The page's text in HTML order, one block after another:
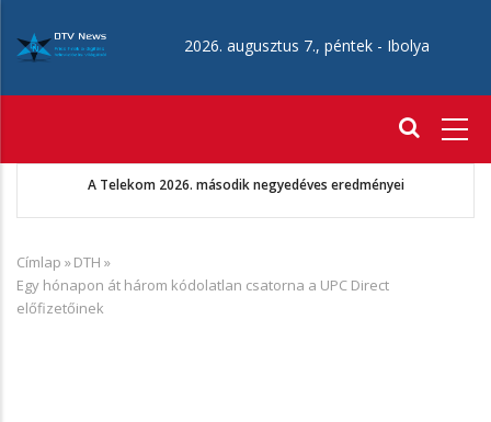
tartalomra
2026. augusztus 7., péntek - Ibolya
Augusztus 22-én érkezik az Aang avatár: Az utolsó léghajlító
Morzsa
Címlap »DTH »
Egy hónapon át három kódolatlan csatorna a UPC Direct
előfizetőinek